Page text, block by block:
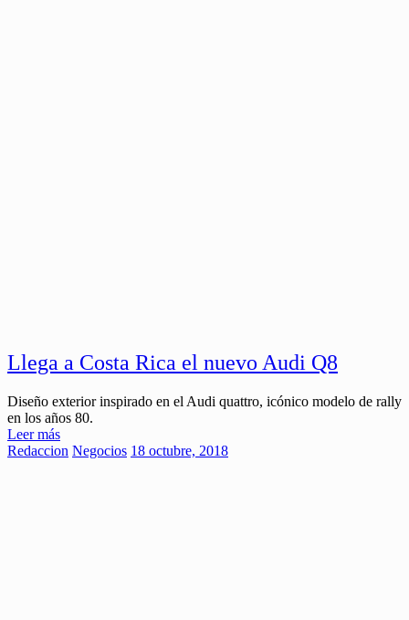
Llega a Costa Rica el nuevo Audi Q8
Diseño exterior inspirado en el Audi quattro, icónico modelo de rally
en los años 80.
Leer más
Redaccion Negocios 18 octubre, 2018